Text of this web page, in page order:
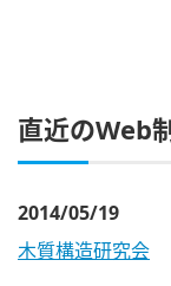
直近のWeb
2014/05/19
木質構造研究会